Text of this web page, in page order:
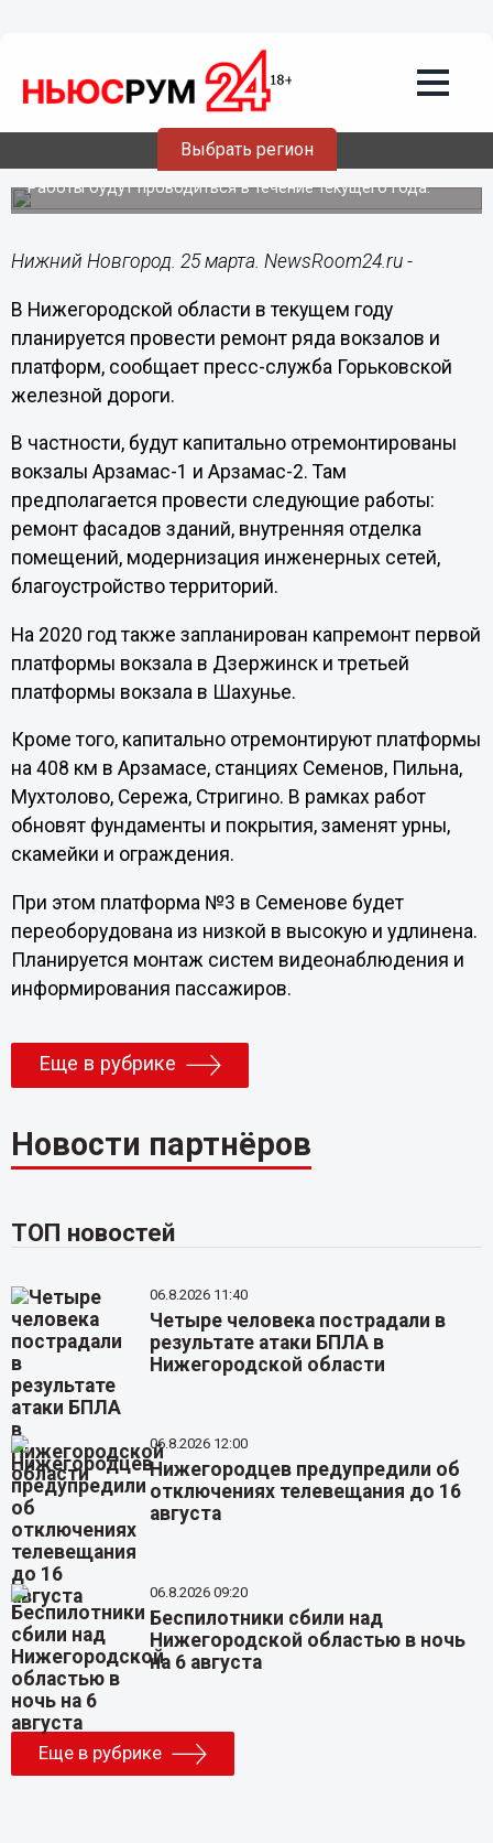
Выбрать регион
25.03.202009:49
Капремонт вокзалов и платформ
проведет ГЖД
Работы будут проводиться в течение текущего года.
Нижний Новгород. 25 марта. NewsRoom24.ru -
В Нижегородской области в текущем году
планируется провести ремонт ряда вокзалов и
платформ, сообщает пресс-служба Горьковской
железной дороги.
В частности, будут капитально отремонтированы
вокзалы Арзамас-1 и Арзамас-2. Там
предполагается провести следующие работы:
ремонт фасадов зданий, внутренняя отделка
помещений, модернизация инженерных сетей,
благоустройство территорий.
На 2020 год также запланирован капремонт первой
платформы вокзала в Дзержинск и третьей
платформы вокзала в Шахунье.
Кроме того, капитально отремонтируют платформы
на 408 км в Арзамасе, станциях Семенов, Пильна,
Мухтолово, Сережа, Стригино. В рамках работ
обновят фундаменты и покрытия, заменят урны,
скамейки и ограждения.
При этом платформа №3 в Семенове будет
переоборудована из низкой в высокую и удлинена.
Планируется монтаж систем видеонаблюдения и
информирования пассажиров.
Еще в рубрике
Новости партнёров
ТОП новостей
06.8.2026 11:40
Четыре человека пострадали в
результате атаки БПЛА в
Нижегородской области
06.8.2026 12:00
Нижегородцев предупредили об
отключениях телевещания до 16
августа
06.8.2026 09:20
Беспилотники сбили над
Нижегородской областью в ночь
на 6 августа
Еще в рубрике